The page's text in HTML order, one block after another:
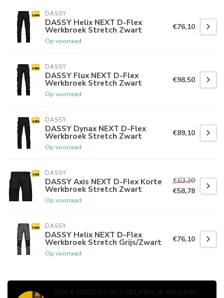
DASSY
DASSY Helix NEXT D-Flex
Werkbroek Stretch Zwart
Op voorraad
€76,10
DASSY
DASSY Flux NEXT D-Flex
Werkbroek Stretch Zwart
Op voorraad
€98,50
DASSY
DASSY Dynax NEXT D-Flex
Werkbroek Stretch Zwart
Op voorraad
€89,10
DASSY
DASSY Axis NEXT D-Flex Korte
Werkbroek Stretch Zwart
Op voorraad
€63,20
€58,78
DASSY
DASSY Helix NEXT D-Flex
Werkbroek Stretch Grijs/Zwart
Op voorraad
€76,10